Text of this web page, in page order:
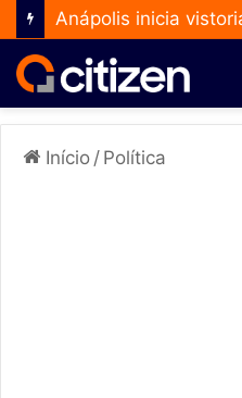
Início / Política